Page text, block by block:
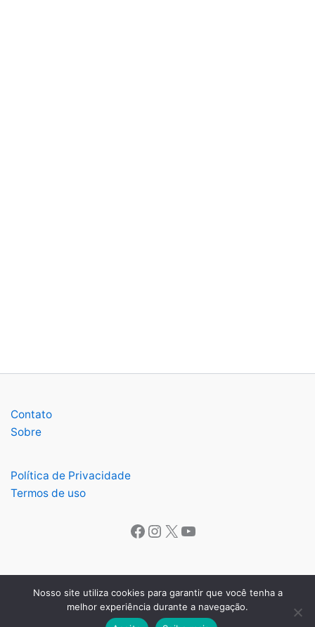
Contato
Sobre
Política de Privacidade
Termos de uso
Copyright © 2026 O Lavrense | Todos os direitos reservados.
Nosso site utiliza cookies para garantir que você tenha a
melhor experiência durante a navegação.